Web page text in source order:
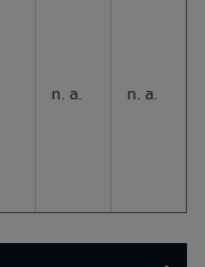
n. a. n. a.